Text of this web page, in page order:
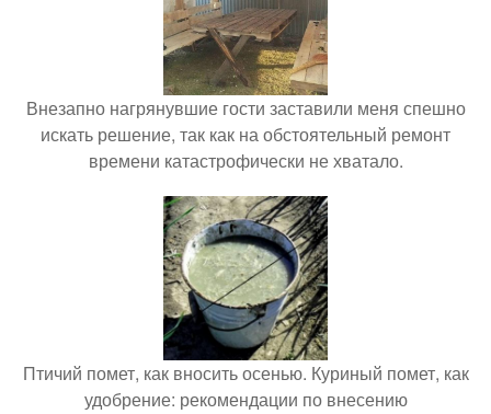
Внезапно нагрянувшие гости заставили меня спешно
искать решение, так как на обстоятельный ремонт
времени катастрофически не хватало.
Птичий помет, как вносить осенью. Куриный помет, как
удобрение: рекомендации по внесению